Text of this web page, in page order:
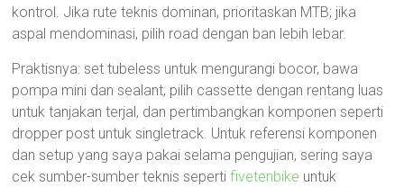
kontrol. Jika rute teknis dominan, prioritaskan MTB; jika
aspal mendominasi, pilih road dengan ban lebih lebar.
Praktisnya: set tubeless untuk mengurangi bocor, bawa
pompa mini dan sealant, pilih cassette dengan rentang luas
untuk tanjakan terjal, dan pertimbangkan komponen seperti
dropper post untuk singletrack. Untuk referensi komponen
dan setup yang saya pakai selama pengujian, sering saya
cek sumber-sumber teknis sepertifivetenbike untuk